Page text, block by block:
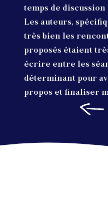
temps de
Les auteurs,
très bien les
proposés étaient
écrire entre les
déterminant pour
propos et finaliser